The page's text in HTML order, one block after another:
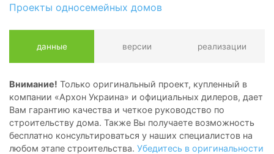
Проекты односемейных домов
данные версии реализации
Внимание! Только оригинальный проект, купленный в
компании «Архон Украина» и официальных дилеров, дает
Вам гарантию качества и четкое руководство по
строительству дома. Также Вы получаете возможность
бесплатно консультироваться у наших специалистов на
любом этапе строительства. Убедитесь в оригинальности